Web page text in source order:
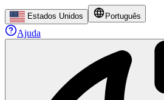
Estados Unidos Português
Ajuda